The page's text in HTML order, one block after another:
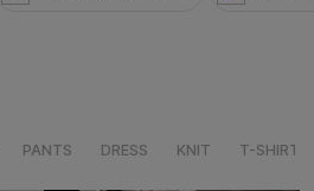
PANTS DRESS KNIT T-SHIRT